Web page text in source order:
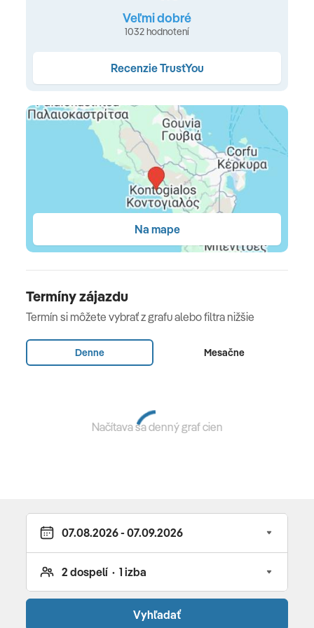
župan a papuče • Wi-Fi (zdarma) • SAT TV • minibar (za
poplatok) • telefón • trezor • set na prípravu kávy a čaju
krajinu)•Tropical Retreat
(cca 24 m2, pre 2 osoby,
hory) Sapphire Retreat(cca 24 m2, pre 2
osoby, výhľad na more)
Patio Junior Suite(cca 28 m2,
pre 2-3 osoby, výhľad na nádvorie) • Horizon Junior
(cca 28 m2, pre 2-3 osoby, bočný výhľad na more)
HAUTE LIVING SELECTION
Sapphire Junior Suite(cca 28 m2, pre 2-3 osoby,
výhľad na more)• Sapphire Junior Suite swim up pool
(cca 28 m2, pre 2-3 osoby, terasa s priamym vstupom
do zdieľaného bazéna, výhľad na more)
Sublime Suite swim up pool
osoby, terasa s priamym vstupom do zdieľaného
bazéna, výhľad na more)•Sapphire Family Suite
35 m2, pre 2-4 osoby, oddelená spálňa, výhľad na
vstupom do zdieľaného bazéna, výhľad na more)
Tropical Sublime Family Suite (cca 46 m2, pre 2-4
spálne, výhľad na more)
polpenzia (raňajky a večere) formou bufetu • plná
penzia za príplatok • nápoje nie sú zahrnuté
Veľmi dobré
1032 hodnotení
Recenzie TrustYou
Na mape
Termíny zájazdu
Termín si môžete vybrať z grafu alebo filtra nižšie
Denne Mesačne
Načítava sa denný graf cien
Vyhľadať